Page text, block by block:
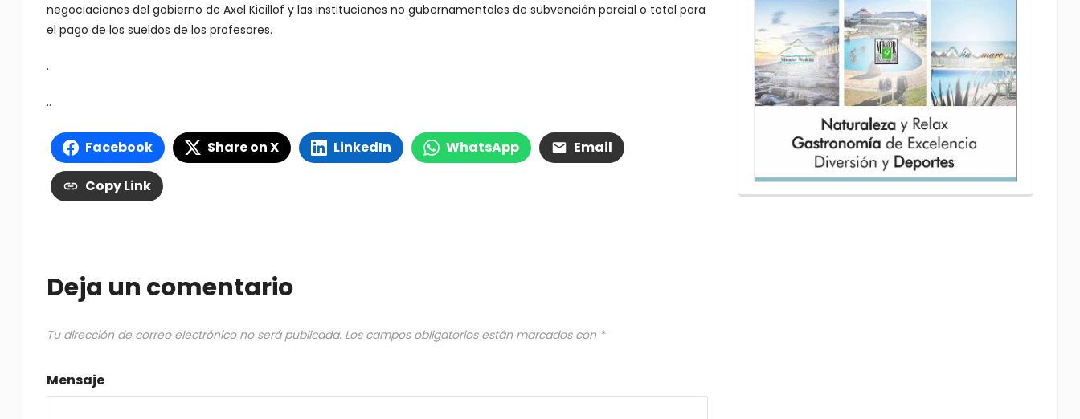
negociaciones del gobierno de Axel Kicillof y las instituciones no gubernamentales de subvención parcial o total para
el pago de los sueldos de los profesores.
.
..
Facebook Share on X LinkedIn WhatsApp Email
Copy Link
Deja un comentario
Tu dirección de correo electrónico no será publicada. Los campos obligatorios están marcados con *
Mensaje